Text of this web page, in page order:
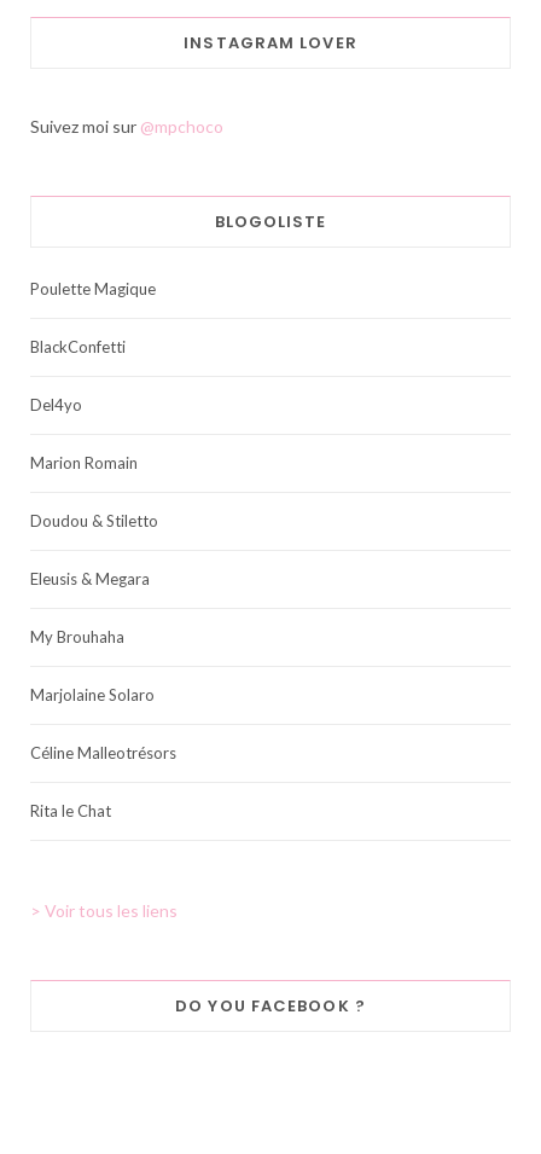
INSTAGRAM LOVER
Suivez moi sur @mpchoco
BLOGOLISTE
Poulette Magique
BlackConfetti
Del4yo
Marion Romain
Doudou & Stiletto
Eleusis & Megara
My Brouhaha
Marjolaine Solaro
Céline Malleotrésors
Rita le Chat
> Voir tous les liens
DO YOU FACEBOOK ?